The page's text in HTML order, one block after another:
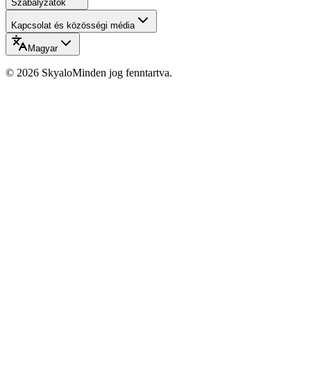
Szabályzatok
Kapcsolat és közösségi média
Magyar
© 2026 SkyaloMinden jog fenntartva.